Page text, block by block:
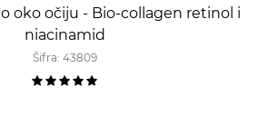
oko očiju - Bio-collagen retinol i
niacinamid
Šifra: 43809